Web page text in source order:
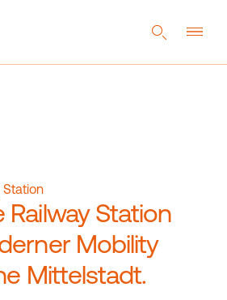
Station
Railway Station
Mobility
Mittelstadt.